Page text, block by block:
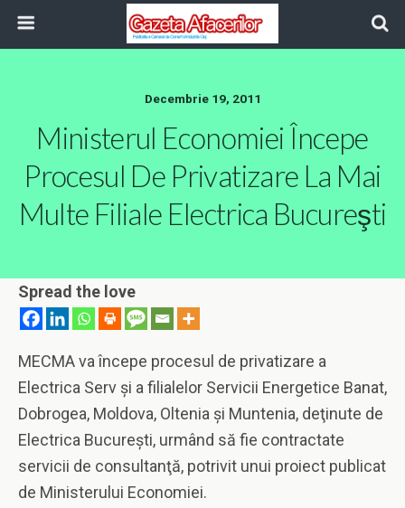
Decembrie 19, 2011
Ministerul Economiei Începe
Procesul De Privatizare La Mai
Multe Filiale Electrica Bucureşti
Spread the love
MECMA va începe procesul de privatizare a
Electrica Serv şi a filialelor Servicii Energetice Banat,
Dobrogea, Moldova, Oltenia şi Muntenia, deţinute de
Electrica Bucureşti, urmând să fie contractate
servicii de consultanţă, potrivit unui proiect publicat
de Ministerului Economiei.